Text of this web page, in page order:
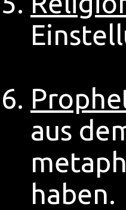
aus
haben.